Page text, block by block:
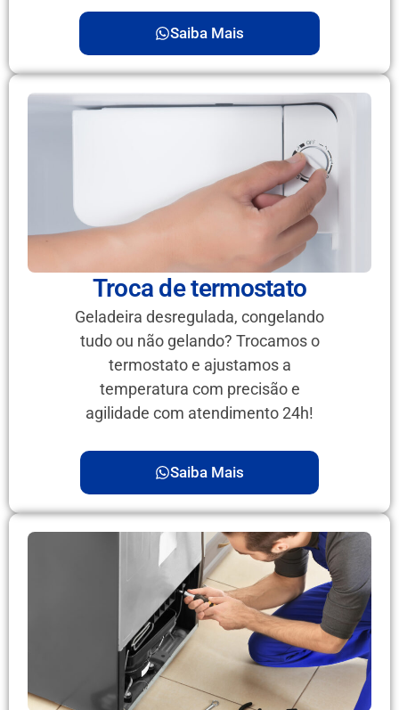
Saiba Mais
Troca de termostato
Geladeira desregulada, congelando
tudo ou não gelando? Trocamos o
termostato e ajustamos a
temperatura com precisão e
agilidade com atendimento 24h!
Saiba Mais